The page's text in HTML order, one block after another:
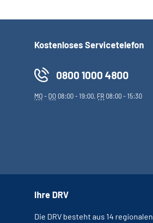
Kostenloses Servicetelefon
0800 1000 4800
MO- DO 08:00 - 19:00, FR 08:00 - 15:30
Ihre DRV
Die DRV besteht aus 14 regionalen